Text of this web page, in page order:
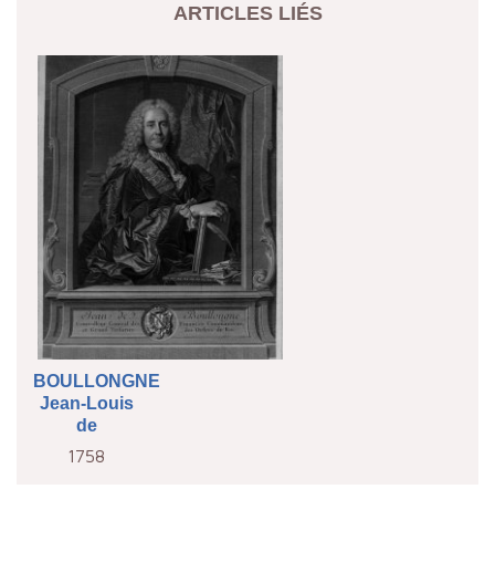
ARTICLES LIÉS
BOULLONGNE
Jean-Louis
de
1758